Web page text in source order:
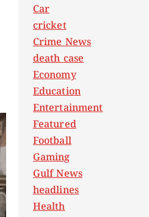
Car
cricket
Crime News
death case
Economy
Education
Entertainment
Featured
Football
Gaming
Gulf News
headlines
Health